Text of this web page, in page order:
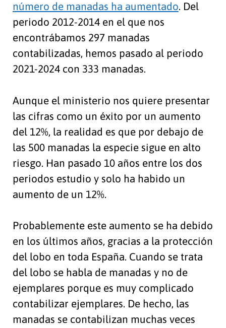
número de manadas ha aumentado. Del
periodo 2012-2014 en el que nos
encontrábamos 297 manadas
contabilizadas, hemos pasado al periodo
2021-2024 con 333 manadas.
Aunque el ministerio nos quiere presentar
las cifras como un éxito por un aumento
del 12%, la realidad es que por debajo de
las 500 manadas la especie sigue en alto
riesgo. Han pasado 10 años entre los dos
periodos estudio y solo ha habido un
aumento de un 12%.
Probablemente este aumento se ha debido
en los últimos años, gracias a la protección
del lobo en toda España. Cuando se trata
del lobo se habla de manadas y no de
ejemplares porque es muy complicado
contabilizar ejemplares. De hecho, las
manadas se contabilizan muchas veces